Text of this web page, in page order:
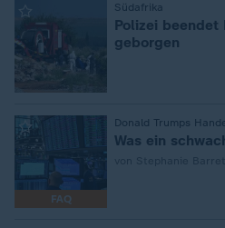
Südafrika
Polizei beendet
geborgen
FAQ
Donald Trumps
Was ein